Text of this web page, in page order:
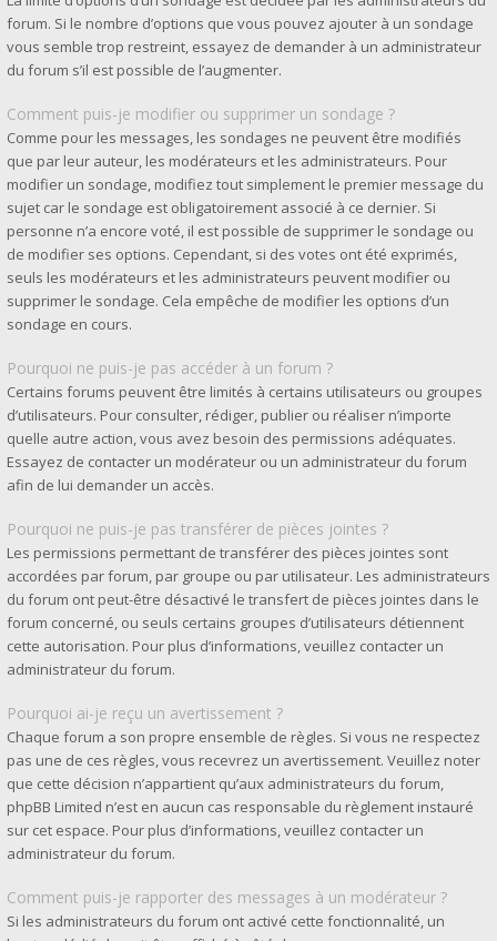
forum. Si le nombre d’options que vous pouvez ajouter à un sondage
vous semble trop restreint, essayez de demander à un administrateur
du forum s’il est possible de l’augmenter.
Comment puis-je modifier ou supprimer un sondage ?
Comme pour les messages, les sondages ne peuvent être modifiés
que par leur auteur, les modérateurs et les administrateurs. Pour
modifier un sondage, modifiez tout simplement le premier message du
sujet car le sondage est obligatoirement associé à ce dernier. Si
personne n’a encore voté, il est possible de supprimer le sondage ou
de modifier ses options. Cependant, si des votes ont été exprimés,
seuls les modérateurs et les administrateurs peuvent modifier ou
supprimer le sondage. Cela empêche de modifier les options d’un
sondage en cours.
Pourquoi ne puis-je pas accéder à un forum ?
Certains forums peuvent être limités à certains utilisateurs ou groupes
d’utilisateurs. Pour consulter, rédiger, publier ou réaliser n’importe
quelle autre action, vous avez besoin des permissions adéquates.
Essayez de contacter un modérateur ou un administrateur du forum
afin de lui demander un accès.
Pourquoi ne puis-je pas transférer de pièces jointes ?
Les permissions permettant de transférer des pièces jointes sont
accordées par forum, par groupe ou par utilisateur. Les administrateurs
du forum ont peut-être désactivé le transfert de pièces jointes dans le
forum concerné, ou seuls certains groupes d’utilisateurs détiennent
cette autorisation. Pour plus d’informations, veuillez contacter un
administrateur du forum.
Pourquoi ai-je reçu un avertissement ?
Chaque forum a son propre ensemble de règles. Si vous ne respectez
pas une de ces règles, vous recevrez un avertissement. Veuillez noter
que cette décision n’appartient qu’aux administrateurs du forum,
phpBB Limited n’est en aucun cas responsable du règlement instauré
sur cet espace. Pour plus d’informations, veuillez contacter un
administrateur du forum.
Comment puis-je rapporter des messages à un modérateur ?
Si les administrateurs du forum ont activé cette fonctionnalité, un